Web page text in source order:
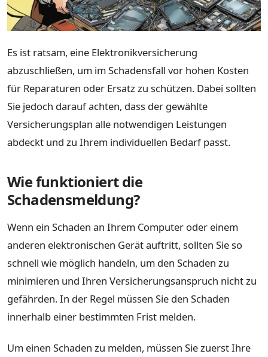
Es ist ratsam, eine Elektronikversicherung
abzuschließen, um im Schadensfall vor hohen Kosten
für Reparaturen oder Ersatz zu schützen. Dabei sollten
Sie jedoch darauf achten, dass der gewählte
Versicherungsplan alle notwendigen Leistungen
abdeckt und zu Ihrem individuellen Bedarf passt.
Wie funktioniert die
Schadensmeldung?
Wenn ein Schaden an Ihrem Computer oder einem
anderen elektronischen Gerät auftritt, sollten Sie so
schnell wie möglich handeln, um den Schaden zu
minimieren und Ihren Versicherungsanspruch nicht zu
gefährden. In der Regel müssen Sie den Schaden
innerhalb einer bestimmten Frist melden.
Um einen Schaden zu melden, müssen Sie zuerst Ihre